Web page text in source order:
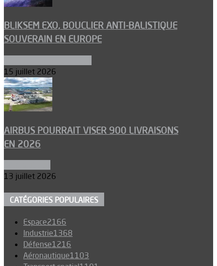
BLIKSEM EXO, BOUCLIER ANTI-BALISTIQUE
SOUVERAIN EN EUROPE
15 juillet 2026
AIRBUS POURRAIT VISER 900 LIVRAISONS
EN 2026
13 juillet 2026
CATÉGORIES POPULAIRES
Espace2166
Industrie1368
Défense1216
Aéronautique1103